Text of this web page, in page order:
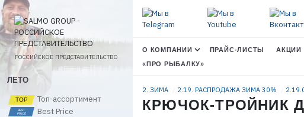
РОССИЙСКОЕ ПРЕДСТАВИТЕЛЬСТВО
ЛЕТО
Топ-ассортимент
Best Price
О КОМПАНИИ ПРАЙС-ЛИСТЫ АКЦИИ
«ПРО РЫБАЛКУ»
2. ЗИМА 2.19. РАСПРОДАЖА ЗИМА 30%
КРЮЧОК-ТРОЙНИК